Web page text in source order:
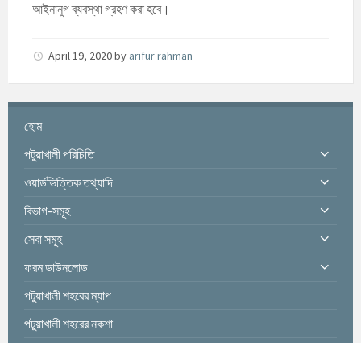
আইনানুগ ব্যবস্থা গ্রহণ করা হবে।
April 19, 2020by arifur rahman
হোম
পটুয়াখালী পরিচিতি
ওয়ার্ডভিত্তিক তথ্যাদি
বিভাগ-সমূহ
সেবা সমূহ
ফরম ডাউনলোড
পটুয়াখালী শহরের ম্যাপ
পটুয়াখালী শহরের নকশা